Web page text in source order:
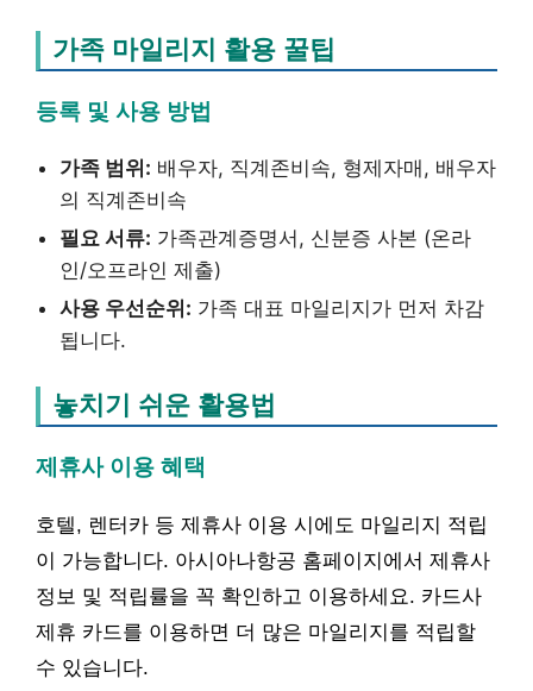
가족 마일리지 활용 꿀팁
등록 및 사용 방법
가족 범위: 배우자, 직계존비속, 형제자매, 배우자
의 직계존비속
필요 서류: 가족관계증명서, 신분증 사본 (온라
인/오프라인 제출)
사용 우선순위: 가족 대표 마일리지가 먼저 차감
됩니다.
놓치기 쉬운 활용법
제휴사 이용 혜택
호텔, 렌터카 등 제휴사 이용 시에도 마일리지 적립
이 가능합니다. 아시아나항공 홈페이지에서 제휴사
정보 및 적립률을 꼭 확인하고 이용하세요. 카드사
제휴 카드를 이용하면 더 많은 마일리지를 적립할
수 있습니다.